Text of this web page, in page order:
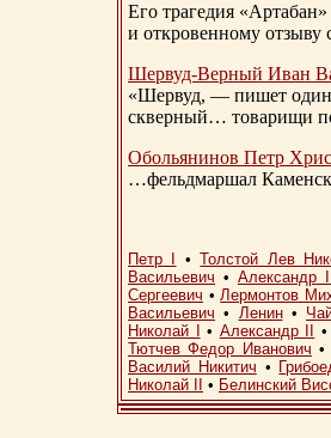
Его трагедия
и откровенному отзыву
Шервуд-Верный Иван
«Шервуд, — пишет один
скверный… товарищи
Обольянинов Петр
…фельдмаршал
Петр I •Толстой Лев
Васильевич • Александр III
Сергеевич •Лермонтов
Васильевич • Ленин•
Николай I
• Александр II •
Тютчев Федор Иванович •
Василий Никитич •
Николай II
• Белинский